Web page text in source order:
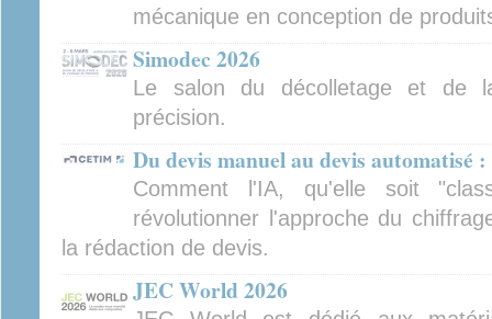
mécanique en conception de
Simodec 2026
Le salon du décolletage et de
précision.
Du devis manuel au devis
Comment l'IA, qu'elle soit
révolutionner l'approche du
la rédaction de devis.
JEC World 2026